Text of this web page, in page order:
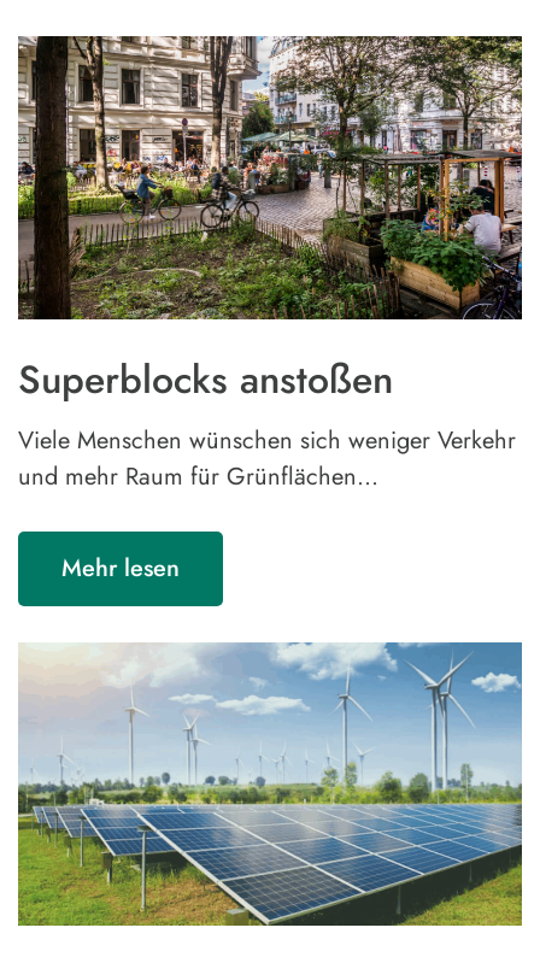
Superblocks anstoßen
Viele Menschen wünschen sich weniger Verkehr
und mehr Raum für Grünflächen…
Mehr lesen